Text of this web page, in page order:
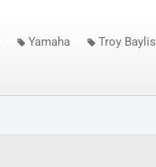
Yamaha Troy